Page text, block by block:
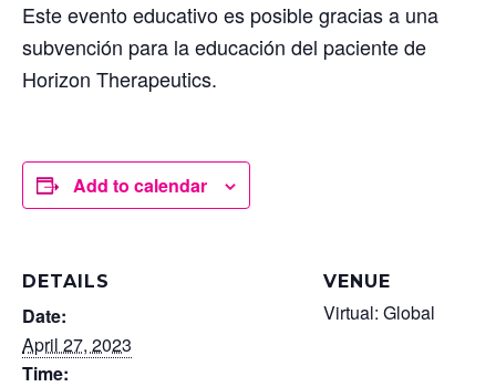
Este evento educativo es posible gracias a una
subvención para la educación del paciente de
Horizon Therapeutics.
Add to calendar
DETAILS
Date:
April 27, 2023
Time:
VENUE
Virtual: Global